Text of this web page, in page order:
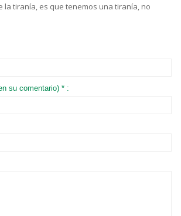
la tiranía, es que tenemos una tiranía, no
su comentario) * :